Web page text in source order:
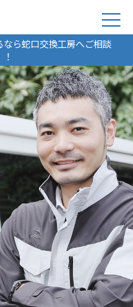
ら蛇口交換工房へご相談